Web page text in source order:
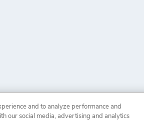
and to analyze performance and
our social media, advertising and analytics